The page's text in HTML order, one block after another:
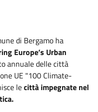
di Bergamo ha
Europe’s Urban
annuale delle città
UE "100 Climate-
lecittà impegnate nel